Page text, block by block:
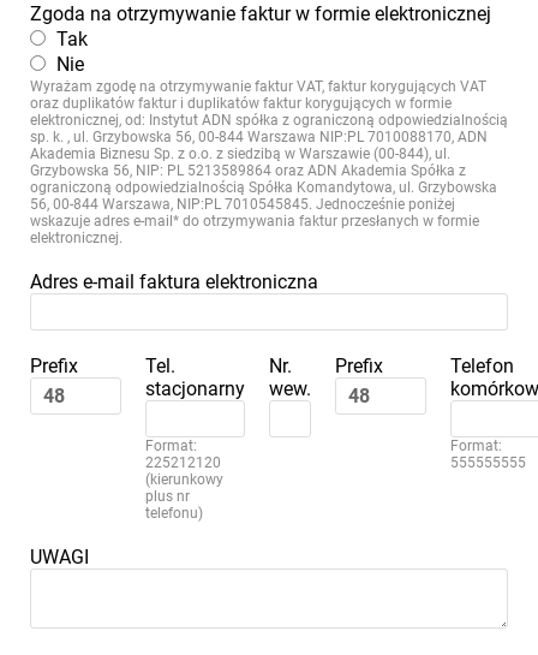
Zgoda na otrzymywanie faktur w formie elektronicznej
Tak
Nie
Wyrażam zgodę na otrzymywanie faktur VAT, faktur korygujących VAT
oraz duplikatów faktur i duplikatów faktur korygujących w formie
elektronicznej, od: Instytut ADN spółka z ograniczoną odpowiedzialnością
sp. k. , ul. Grzybowska 56, 00-844 Warszawa NIP:PL 7010088170, ADN
Akademia Biznesu Sp. z o.o. z siedzibą w Warszawie (00-844), ul.
Grzybowska 56, NIP: PL 5213589864 oraz ADN Akademia Spółka z
ograniczoną odpowiedzialnością Spółka Komandytowa, ul. Grzybowska
56, 00-844 Warszawa, NIP:PL 7010545845. Jednocześnie poniżej
wskazuje adres e-mail* do otrzymywania faktur przesłanych w formie
elektronicznej.
Adres e-mail faktura elektroniczna
Prefix
Tel.
stacjonarny
Format:
225212120
(kierunkowy
plus nr
telefonu)
Nr.
wew.
Prefix
Telefon
Format:
555555555
UWAGI